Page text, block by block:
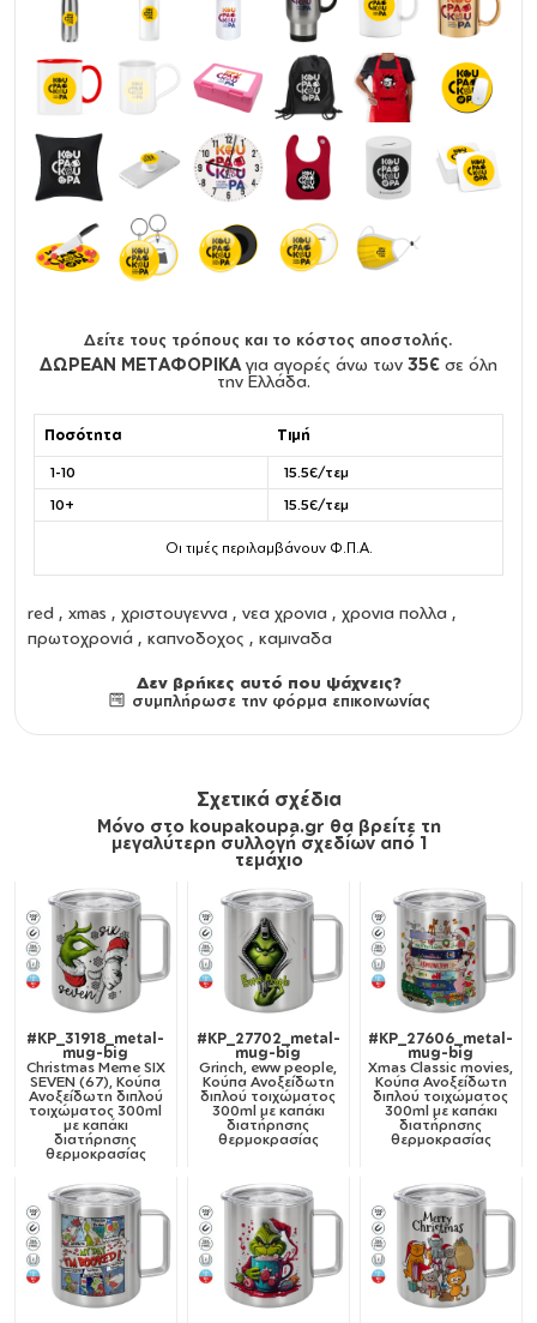
Δείτε τους τρόπους και το κόστος αποστολής.
ΔΩΡΕΑΝ ΜΕΤΑΦΟΡΙΚΑ για αγορές άνω των 35€ σε όλη
την Ελλάδα.
Ποσότητα Τιμή
1-10
15.5€/τεμ
10+
15.5€/τεμ
Οι τιμές περιλαμβάνουν Φ.Π.Α.
red , xmas , χριστουγεννα , νεα χρονια , χρονια πολλα ,
πρωτοχρονιά , καπνοδοχος , καμιναδα
Δεν βρήκες αυτό που ψάχνεις?
συμπλήρωσε την φόρμα επικοινωνίας
Σχετικά σχέδια
Μόνο στο koupakoupa.gr θα βρείτε τη
μεγαλύτερη συλλογή σχεδίων από 1
τεμάχιο
#KP_31918_metal-
mug-big
Christmas Meme SIX
SEVEN (67), Κούπα
Ανοξείδωτη διπλού
τοιχώματος 300ml
με καπάκι
διατήρησης
θερμοκρασίας
#KP_27702_metal-
mug-big
Grinch, eww people,
Κούπα Ανοξείδωτη
διπλού τοιχώματος
300ml με καπάκι
διατήρησης
θερμοκρασίας
#KP_27606_metal-
mug-big
Xmas Classic movies,
Κούπα Ανοξείδωτη
διπλού τοιχώματος
300ml με καπάκι
διατήρησης
θερμοκρασίας